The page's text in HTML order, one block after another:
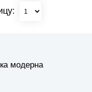
модерна